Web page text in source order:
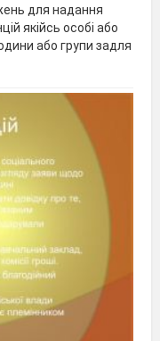
для надання
якійсь особі або
або групи задля